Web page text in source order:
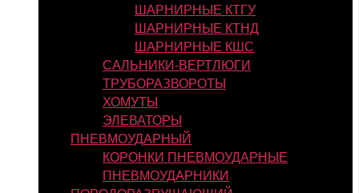
ШАРНИРНЫЕ КТГУ
ШАРНИРНЫЕ КТНД
ШАРНИРНЫЕ КШС
САЛЬНИКИ-ВЕРТЛЮГИ
ТРУБОРАЗВОРОТЫ
ХОМУТЫ
ЭЛЕВАТОРЫ
ПНЕВМОУДАРНЫЙ
КОРОНКИ ПНЕВМОУДАРНЫЕ
ПНЕВМОУДАРНИКИ